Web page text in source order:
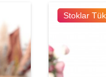
Stoklar